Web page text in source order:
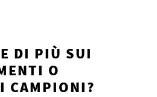
DI PIÙ SUI
O
CAMPIONI?